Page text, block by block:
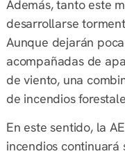
Además, tanto este
desarrollarse
Aunque dejarán
acompañadas de
de viento, una
de incendios
En este sentido, la
incendios continuará